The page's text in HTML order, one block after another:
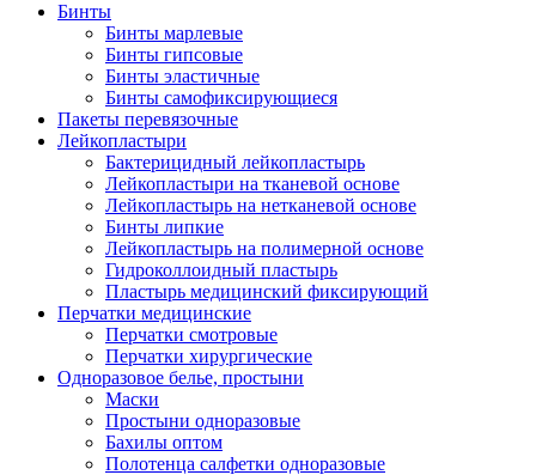
Бинты
Бинты марлевые
Бинты гипсовые
Бинты эластичные
Бинты самофиксирующиеся
Пакеты перевязочные
Лейкопластыри
Бактерицидный лейкопластырь
Лейкопластыри на тканевой основе
Лейкопластырь на нетканевой основе
Бинты липкие
Лейкопластырь на полимерной основе
Гидроколлоидный пластырь
Пластырь медицинский фиксирующий
Перчатки медицинские
Перчатки смотровые
Перчатки хирургические
Одноразовое белье, простыни
Маски
Простыни одноразовые
Бахилы оптом
Полотенца салфетки одноразовые